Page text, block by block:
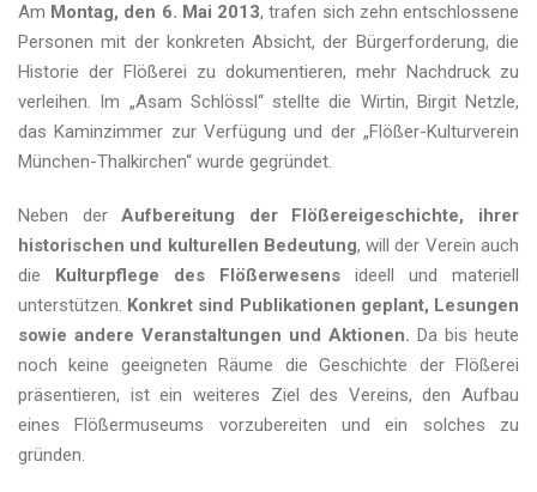
Am Montag, den 6. Mai 2013, trafen sich zehn entschlossene
Personen mit der konkreten Absicht, der Bürgerforderung, die
Historie der Flößerei zu dokumentieren, mehr Nachdruck zu
verleihen. Im „Asam Schlössl“ stellte die Wirtin, Birgit Netzle,
das Kaminzimmer zur Verfügung und der „Flößer-Kulturverein
München-Thalkirchen“ wurde gegründet.
Neben derAufbereitung der Flößereigeschichte, ihrer
historischen und kulturellen Bedeutung, will der Verein auch
die Kulturpflege des Flößerwesens ideell und materiell
unterstützen. Konkret sind Publikationen geplant, Lesungen
sowie andere Veranstaltungen und Aktionen. Da bis heute
noch keine geeigneten Räume die Geschichte der Flößerei
präsentieren, ist ein weiteres Ziel des Vereins, den Aufbau
eines Flößermuseums vorzubereiten und ein solches zu
gründen.